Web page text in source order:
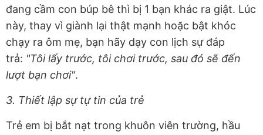
đang cầm con búp bê thì bị 1 bạn khác ra giật. Lúc
này, thay vì giành lại thật mạnh hoặc bật khóc
chạy ra ôm mẹ, bạn hãy dạy con lịch sự đáp
trả: "Tôi lấy trước, tôi chơi trước, sau đó sẽ đến
lượt bạn chơi".
3. Thiết lập sự tự tin của trẻ
Trẻ em bị bắt nạt trong khuôn viên trường, hầu